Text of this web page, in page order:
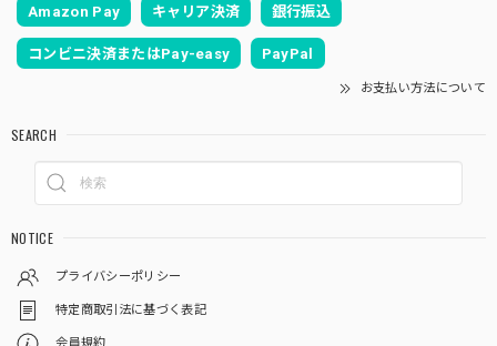
Amazon Pay キャリア決済 銀行振込
コンビニ決済またはPay-easy PayPal
お支払い方法について
SEARCH
NOTICE
プライバシーポリシー
特定商取引法に基づく表記
会員規約